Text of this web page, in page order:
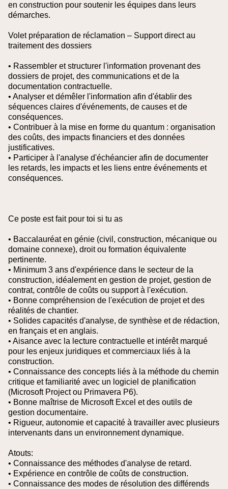
en construction pour soutenir les équipes dans leurs
démarches.
Volet préparation de réclamation – Support direct au
traitement des dossiers
• Rassembler et structurer l'information provenant des
dossiers de projet, des communications et de la
documentation contractuelle.
• Analyser et démêler l'information afin d'établir des
séquences claires d'événements, de causes et de
conséquences.
• Contribuer à la mise en forme du quantum : organisation
des coûts, des impacts financiers et des données
justificatives.
• Participer à l'analyse d'échéancier afin de documenter
les retards, les impacts et les liens entre événements et
conséquences.
Ce poste est fait pour toi si tu as
• Baccalauréat en génie (civil, construction, mécanique ou
domaine connexe), droit ou formation équivalente
pertinente.
• Minimum 3 ans d'expérience dans le secteur de la
construction, idéalement en gestion de projet, gestion de
contrat, contrôle de coûts ou support à l'exécution.
• Bonne compréhension de l'exécution de projet et des
réalités de chantier.
• Solides capacités d'analyse, de synthèse et de rédaction,
en français et en anglais.
• Aisance avec la lecture contractuelle et intérêt marqué
pour les enjeux juridiques et commerciaux liés à la
construction.
• Connaissance des concepts liés à la méthode du chemin
critique et familiarité avec un logiciel de planification
(Microsoft Project ou Primavera P6).
• Bonne maîtrise de Microsoft Excel et des outils de
gestion documentaire.
• Rigueur, autonomie et capacité à travailler avec plusieurs
intervenants dans un environnement dynamique.
Atouts:
• Connaissance des méthodes d'analyse de retard.
• Expérience en contrôle de coûts de construction.
• Connaissance des modes de résolution des différends